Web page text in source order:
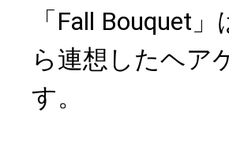
「Fall Bouquet
ら連想したヘア
す。